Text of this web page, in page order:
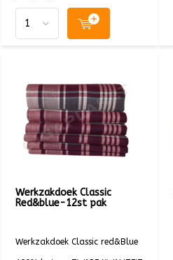
Werkzakdoek Classic
Red&blue-12st pak
Werkzakdoek Classic red&Blue